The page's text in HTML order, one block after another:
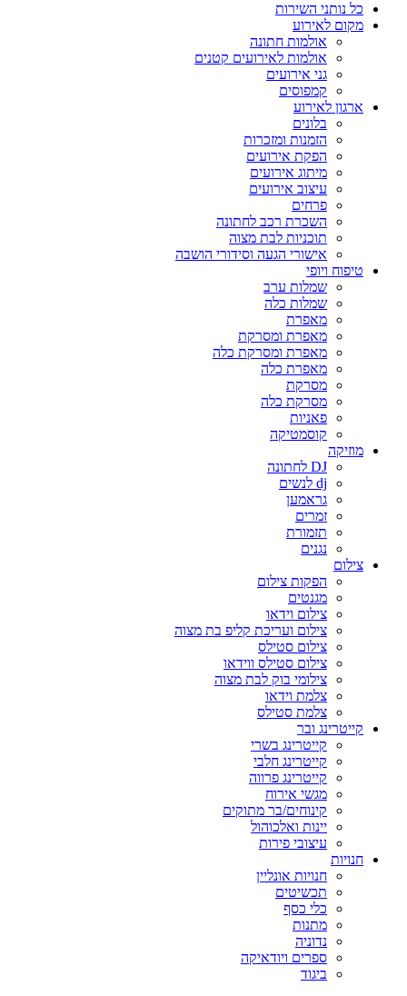
כל נותני השירות
מקום לאירוע
אולמות חתונה
אולמות לאירועים קטנים
גני אירועים
קמפוסים
ארגון לאירוע
בלונים
הזמנות ומזכרות
הפקת אירועים
מיתוג אירועים
עיצוב אירועים
פרחים
השכרת רכב לחתונה
תוכניות לבת מצוה
אישורי הגעה וסידורי הושבה
טיפוח ויופי
שמלות ערב
שמלות כלה
מאפרת
מאפרת ומסרקת
מאפרת ומסרקת כלה
מאפרת כלה
מסרקת
מסרקת כלה
פאניות
קוסמטיקה
מוזיקה
DJ לחתונה
dj לנשים
גראמען
זמרים
תזמורת
נגנים
צילום
הפקות צילום
מגנטים
צילום וידאו
צילום ועריכת קליפ בת מצוה
צילום סטילס
צילום סטילס ווידאו
צילומי בוק לבת מצוה
צלמת וידאו
צלמת סטילס
קייטרינג ובר
קייטרינג בשרי
קייטרינג חלבי
קייטרינג פרווה
מגשי אירוח
קינוחים/בר מתוקים
יינות ואלכוהול
עיצובי פירות
חנויות
חנויות אונליין
תכשיטים
כלי כסף
מתנות
נדוניה
ספרים ויודאיקה
ביגוד